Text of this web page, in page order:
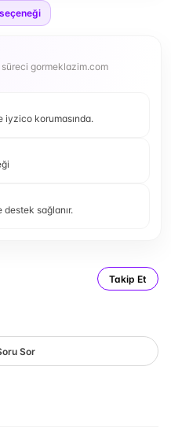
süreci gormeklazim.com
iyzico korumasında.
sağlanır.
Takip Et
Sor